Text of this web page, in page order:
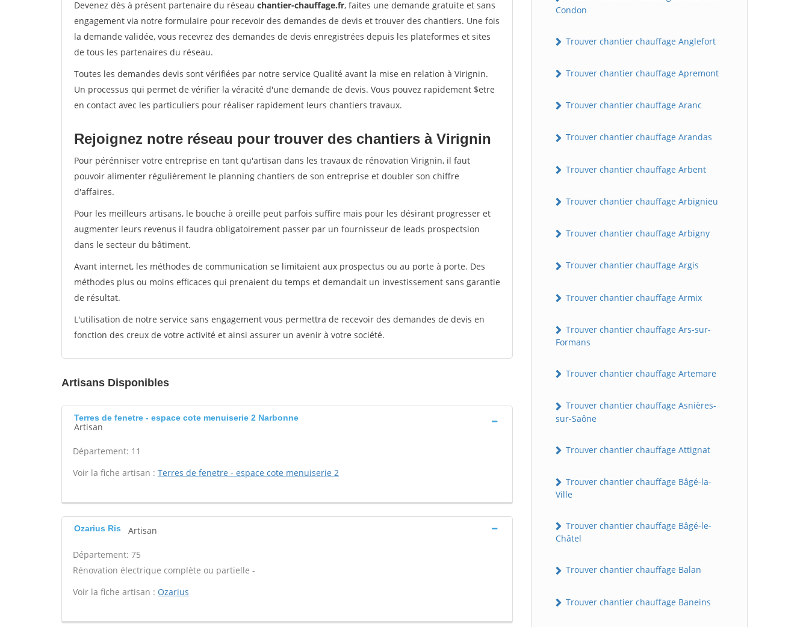
Devenez dès à présent partenaire du réseau chantier-chauffage.fr, faites une demande gratuite et sans
engagement via notre formulaire pour recevoir des demandes de devis et trouver des chantiers. Une fois
la demande validée, vous recevrez des demandes de devis enregistrées depuis les plateformes et sites
de tous les partenaires du réseau.
Toutes les demandes devis sont vérifiées par notre service Qualité avant la mise en relation à Virignin.
Un processus qui permet de vérifier la véracité d'une demande de devis. Vous pouvez rapidement $etre
en contact avec les particuliers pour réaliser rapidement leurs chantiers travaux.
Rejoignez notre réseau pour trouver des chantiers à Virignin
Pour pérénniser votre entreprise en tant qu'artisan dans les travaux de rénovation Virignin, il faut
pouvoir alimenter régulièrement le planning chantiers de son entreprise et doubler son chiffre
d'affaires.
Pour les meilleurs artisans, le bouche à oreille peut parfois suffire mais pour les désirant progresser et
augmenter leurs revenus il faudra obligatoirement passer par un fournisseur de leads prospectsion
dans le secteur du bâtiment.
Avant internet, les méthodes de communication se limitaient aux prospectus ou au porte à porte. Des
méthodes plus ou moins efficaces qui prenaient du temps et demandait un investissement sans garantie
de résultat.
L'utilisation de notre service sans engagement vous permettra de recevoir des demandes de devis en
fonction des creux de votre activité et ainsi assurer un avenir à votre société.
Artisans Disponibles
Terres de fenetre - espace cote menuiserie 2 Narbonne
Artisan
Département: 11
Voir la fiche artisan : Terres de fenetre - espace cote menuiserie 2
Ozarius Ris Artisan
Département: 75
Rénovation électrique complète ou partielle -
Voir la fiche artisan : Ozarius
Condon
Trouver chantier chauffage Anglefort
Trouver chantier chauffage Apremont
Trouver chantier chauffage Aranc
Trouver chantier chauffage Arandas
Trouver chantier chauffage Arbent
Trouver chantier chauffage Arbignieu
Trouver chantier chauffage Arbigny
Trouver chantier chauffage Argis
Trouver chantier chauffage Armix
Trouver chantier chauffage Ars-sur-
Formans
Trouver chantier chauffage Artemare
Trouver chantier chauffage Asnières-
sur-Saône
Trouver chantier chauffage Attignat
Trouver chantier chauffage Bâgé-la-
Ville
Trouver chantier chauffage Bâgé-le-
Châtel
Trouver chantier chauffage Balan
Trouver chantier chauffage Baneins